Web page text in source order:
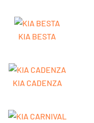
KIA BESTA
KIA CADENZA